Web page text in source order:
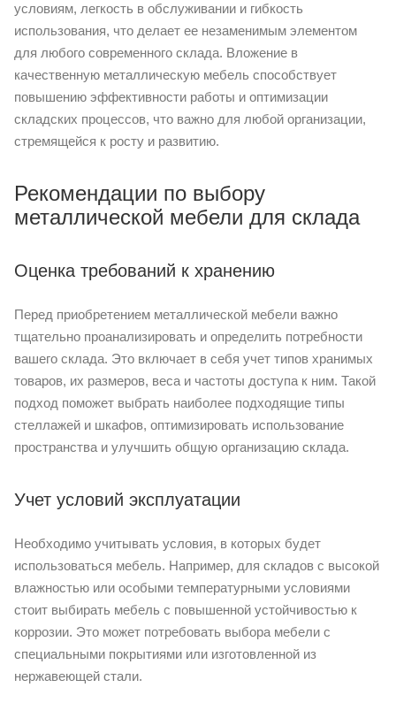
условиям, легкость в обслуживании и гибкость
использования, что делает ее незаменимым элементом
для любого современного склада. Вложение в
качественную металлическую мебель способствует
повышению эффективности работы и оптимизации
складских процессов, что важно для любой организации,
стремящейся к росту и развитию.
Рекомендации по выбору
металлической мебели для склада
Оценка требований к хранению
Перед приобретением металлической мебели важно
тщательно проанализировать и определить потребности
вашего склада. Это включает в себя учет типов хранимых
товаров, их размеров, веса и частоты доступа к ним. Такой
подход поможет выбрать наиболее подходящие типы
стеллажей и шкафов, оптимизировать использование
пространства и улучшить общую организацию склада.
Учет условий эксплуатации
Необходимо учитывать условия, в которых будет
использоваться мебель. Например, для складов с высокой
влажностью или особыми температурными условиями
стоит выбирать мебель с повышенной устойчивостью к
коррозии. Это может потребовать выбора мебели с
специальными покрытиями или изготовленной из
нержавеющей стали.